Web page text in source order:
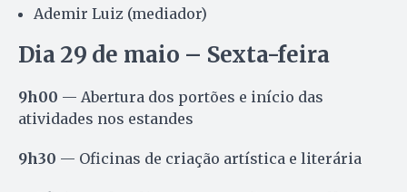
Ademir Luiz (mediador)
Dia 29 de maio – Sexta-feira
9h00 — Abertura dos portões e início das
atividades nos estandes
9h30 — Oficinas de criação artística e literária